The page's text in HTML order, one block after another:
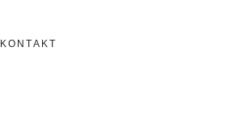
KONTAKT